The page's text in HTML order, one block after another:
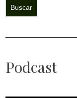
Buscar
Podcast